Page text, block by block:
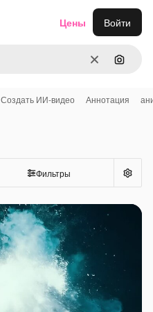
ОчиститьПоиск
Цены Войти
Создать ИИ-видео Аннотация
Фильтры